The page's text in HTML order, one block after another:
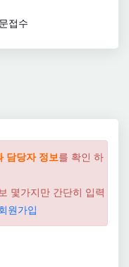
접수
담당자 정보를 확인 하
몇가지만 간단히 입력
원가입